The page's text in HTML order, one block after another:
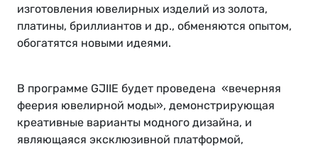
изготовления ювелирных изделий из золота,
платины, бриллиантов и др., обменяются опытом,
обогатятся новыми идеями.
В программе GJIIE будет проведена «вечерняя
феерия ювелирной моды», демонстрирующая
креативные варианты модного дизайна, и
являющаяся эксклюзивной платформой,